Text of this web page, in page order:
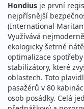
Hondius je první
nejpřísnější
(International
Využívává
ekologicky šetrné
optimalizace
stabilizátory, které
oblastech. Toto
pasažérů v 80
osob posádky. Celá